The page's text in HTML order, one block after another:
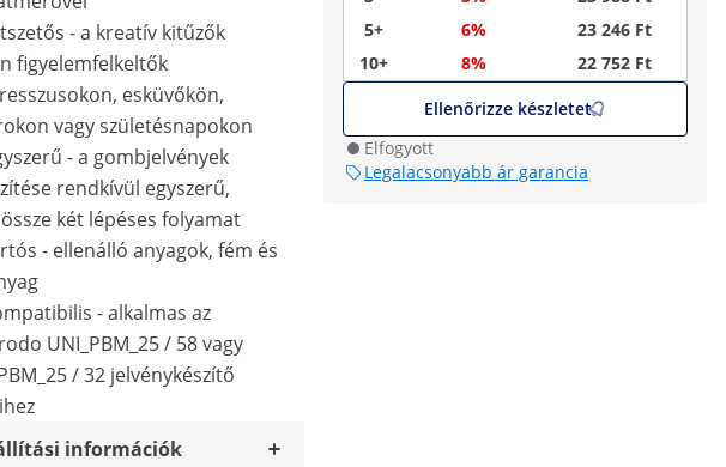
5+
6%
23 246 Ft
10+
8%
22 752 Ft
Ellenőrizze készletet
Elfogyott
Legalacsonyabb ár garancia
- a kreatív kitűzők
figyelemfelkeltők
esküvőkön,
vagy születésnapokon
- a gombjelvények
rendkívül egyszerű,
két lépéses folyamat
- ellenálló anyagok, fém és
- alkalmas az
UNI_PBM_25 / 58 vagy
/ 32 jelvénykészítő
információk